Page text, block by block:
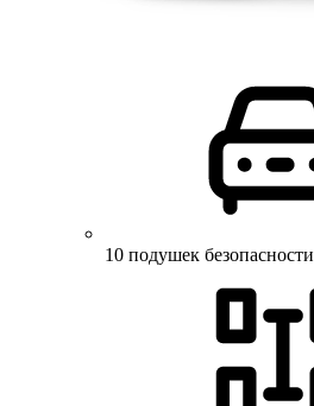
10 подушек безопасности